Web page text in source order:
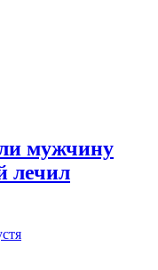
мужчину
лечил